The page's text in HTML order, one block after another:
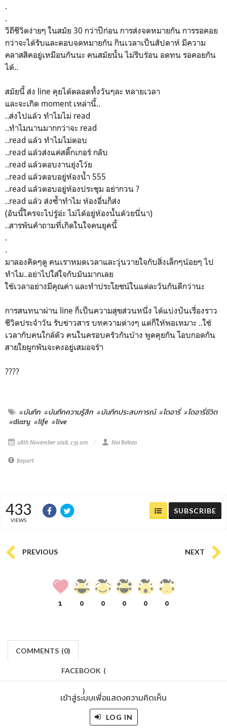
.
.
วิถีชีวิตง่ายๆ ในสมัย 30 กว่าปีก่อน การส่งจดหมายกัน การรอคอย
กว่าจะได้รับและตอบจดหมายกัน กินเวลาเป็นสัปดาห์ มีความ
คลาสสิคอยู่เหมือนกันนะ คนสมัยนั้น ไม่รีบร้อน อดทน รอคอยกัน
ได้..
สมัยนี้ ส่ง line คุยได้ตลอดทั้งวันๆละ หลายเวลา
และจะเกิด moment เหล่านี้..
..ส่งไปแล้ว ทำไมไม่ read
..ทำไมนานมากกว่าจะ read
..read แล้ว ทำไมไม่ตอบ
..read แล้วส่งแค่สติ๊กเกอร์ กลับ
..read แล้วตอบงานยุ่งโว้ย
..read แล้วตอบอยู่ห้องน้ำ 555
..read แล้วตอบอยู่ห้องประชุม อย่ากวน ?
..read แล้ว ส่งซ้ำทำไม ห้องอื่นก็ส่ง
(อันนี้ใครจะไปรู้อ่ะ ไม่ได้อยู่ห้องนั้นด้วยนี่นา)
..สารพันคำถามที่เกิดในใจคนยุคนี้
.
.
มาลองคิดๆดู คนเราหมดเวลาและวุ่นวายใจกับสิ่งเล็กๆน้อยๆ ไป
ทำไม..อย่าไปใส่ใจกับมันมากเลย
ใช้เวลาอย่างมีคุณค่า และทำประโยชน์ในแต่ละวันกันดีกว่านะ
การสนทนาผ่าน line ก็เป็นความสุขส่วนหนึ่ง ได้แบ่งปันเรื่องราว
ชีวิตประจำวัน รับข่าวสาร บทความต่างๆ แต่ก็ให้พอเหมาะ ..ใช้
เวลากับคนใกล้ตัว คนในครอบครัวกันบ้าง พูดคุยกัน โอบกอดกัน
สายใยผูกพันจะคงอยู่เสมอจร้า
????
#บันทึก #บันทึกความรู้สึก #บันทึกประสบการณ์ #ไดอารี่ #ไดอารี่ชีวิต
#diary #life #live
28th November 2018, 1:51 am Noi Beleza
Report
433
VIEWS
SUBSCRIBE
PREVIOUS NEXT
1 0 0 0 0 0
COMMENTS (0)
FACEBOOK (
)
เข้าสู่ระบบเพื่อแสดงความคิดเห็น
LOG IN